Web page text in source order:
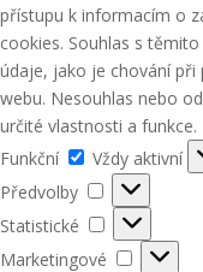
přístupu k informacím o
cookies. Souhlas s
údaje, jako je chování
webu. Nesouhlas nebo
určité vlastnosti a funkce.
Funkční
Funkční
Vždy aktivní
Předvolby
Předvolby
Statistické
Statistické
Marketingové